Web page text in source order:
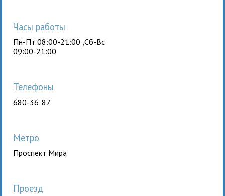
Часы работы
Пн-Пт 08:00-21:00 ,Сб-Вс
09:00-21:00
Телефоны
680-36-87
Метро
Проспект Мира
Проезд